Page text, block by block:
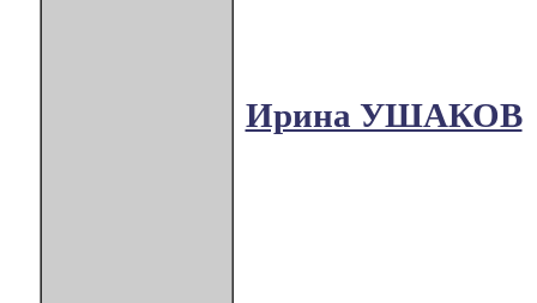
Ирина УШАКОВ